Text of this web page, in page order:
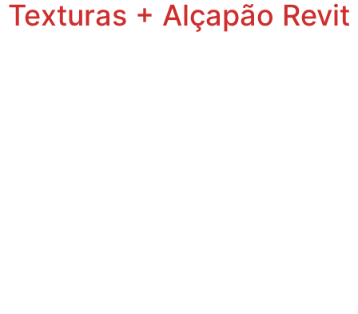
Texturas + Alçapão Revit